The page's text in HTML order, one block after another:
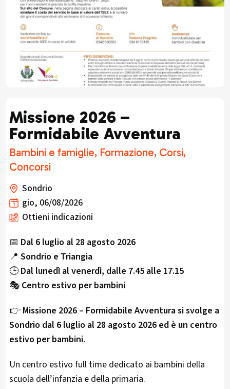
Missione 2026 –
Formidabile Avventura
Bambini e famiglie, Formazione, Corsi,
Concorsi
Sondrio
gio, 06/08/2026
Ottieni indicazioni
📅 Dal 6 luglio al 28 agosto 2026
📍 Sondrio e Triangia
🕒Dal lunedì al venerdì, dalle 7.45 alle 17.15
🎭 Centro estivo per bambini
👉 Missione 2026 – Formidabile Avventura si svolge a
Sondrio dal 6 luglio al 28 agosto 2026 ed è un centro
estivo per bambini.
Un centro estivo full time dedicato ai bambini della
scuola dell’infanzia e della primaria.